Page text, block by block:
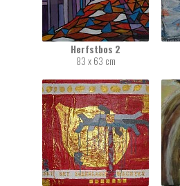
Herfstbos 2
83 x 63 cm